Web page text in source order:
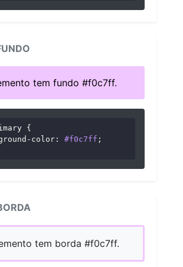
tem fundo #f0c7ff.
{
color : #f0c7ff ;
tem borda #f0c7ff.